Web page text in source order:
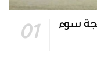
سوء